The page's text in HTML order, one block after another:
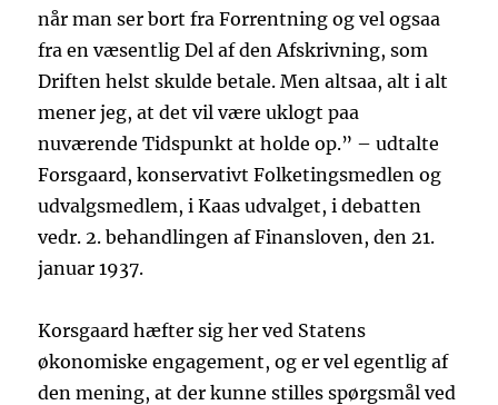
når man ser bort fra Forrentning og vel ogsaa
fra en væsentlig Del af den Afskrivning, som
Driften helst skulde betale. Men altsaa, alt i alt
mener jeg, at det vil være uklogt paa
nuværende Tidspunkt at holde op.” – udtalte
Forsgaard, konservativt Folketingsmedlen og
udvalgsmedlem, i Kaas udvalget, i debatten
vedr. 2. behandlingen af Finansloven, den 21.
januar 1937.
Korsgaard hæfter sig her ved Statens
økonomiske engagement, og er vel egentlig af
den mening, at der kunne stilles spørgsmål ved